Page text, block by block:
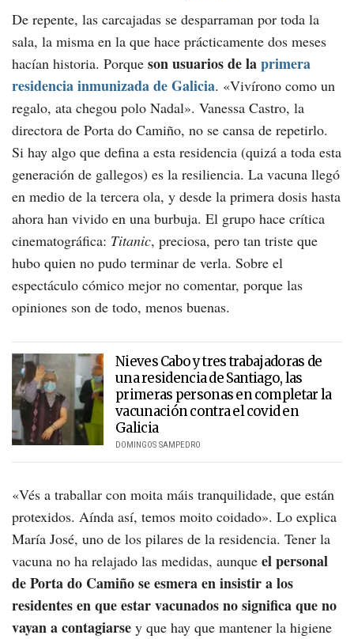
De repente, las carcajadas se desparraman por toda la
sala, la misma en la que hace prácticamente dos meses
hacían historia. Porque son usuarios de laprimera
residencia inmunizada de Galicia. «Vivírono como un
regalo, ata chegou polo Nadal». Vanessa Castro, la
directora de Porta do Camiño, no se cansa de repetirlo.
Si hay algo que defina a esta residencia (quizá a toda esta
generación de gallegos) es la resiliencia. La vacuna llegó
en medio de la tercera ola, y desde la primera dosis hasta
ahora han vivido en una burbuja. El grupo hace crítica
cinematográfica: Titanic, preciosa, pero tan triste que
hubo quien no pudo terminar de verla. Sobre el
espectáculo cómico mejor no comentar, porque las
opiniones son de todo, menos buenas.
Nieves Cabo y tres trabajadoras de
una residencia de Santiago, las
primeras personas en completar la
vacunación contra el covid en
Galicia
DOMINGOS SAMPEDRO
«Vés a traballar con moita máis tranquilidade, que están
protexidos. Aínda así, temos moito coidado». Lo explica
María José, uno de los pilares de la residencia. Tener la
vacuna no ha relajado las medidas, aunque el personal
de Porta do Camiño se esmera en insistir a los
residentes en que estar vacunados no significa que no
vayan a contagiarse y que hay que mantener la higiene